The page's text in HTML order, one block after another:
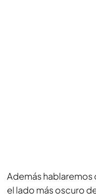
Además
el lado más oscuro